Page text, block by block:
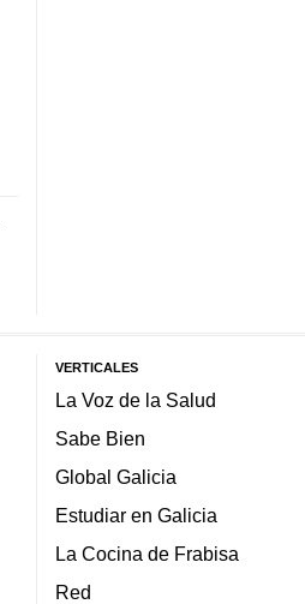
VERTICALES
La Voz de la Salud
Sabe Bien
Global Galicia
Estudiar en Galicia
La Cocina de Frabisa
Red